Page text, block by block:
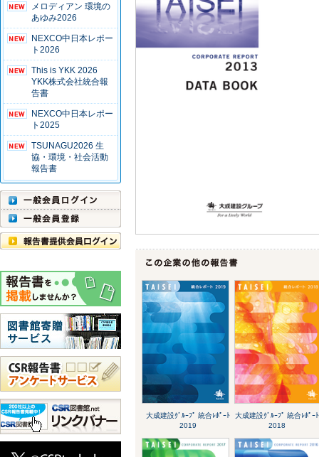
メロディアン 環境の
あゆみ2026
NEXCO中日本レポー
ト2026
This is YKK 2026
YKK株式会社統合報
告書
NEXCO中日本レポー
ト2025
TSUNAGU2026 生
協・環境・社会活動
報告書
大成建設ｸﾞﾙｰﾌﾟ 統合ﾚﾎﾟｰﾄ
2019
大成建設ｸﾞﾙｰﾌﾟ 統合ﾚﾎﾟｰﾄ
2018